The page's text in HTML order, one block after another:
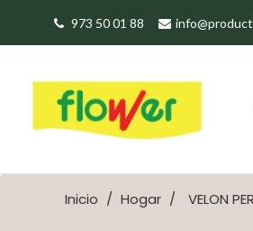
973 50 01 88
Inicio Hogar VELON